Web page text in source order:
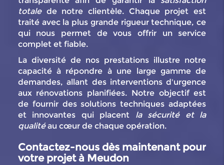
totalede notre clientèle. Chaque projet est
traité avec la plus grande rigueur technique, ce
qui nous permet de vous offrir un service
complet et fiable.
La diversité de nos prestations illustre notre
capacité à répondre à une large gamme de
demandes, allant des interventions d'urgence
aux rénovations planifiées. Notre objectif est
de fournir des solutions techniques adaptées
et innovantes qui placent la sécurité et la
qualitéau cœur de chaque opération.
Contactez-nous dès maintenant pour
votre projet à Meudon